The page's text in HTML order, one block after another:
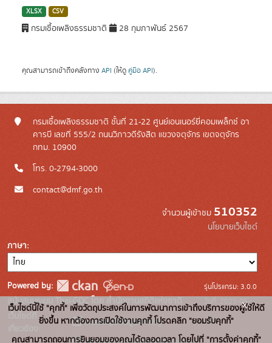
XLSX CSV
กรมเชื้อเพลิงธรรมชาติ 28 กุมภาพันธ์ 2567
คุณสามารถเข้าถึงคลังทาง API (ให้ดู คู่มือ API).
กรมเชื้อเพลิงธรรมชาติ ชั้นที่ 21-22 ศูนย์เอนเนอร์ยี่คอมเพล็กซ์ อา
คารบี เลขที่ 555/2 ถนนวิภาวดีรังสิต แขวงจตุจักร เขตจตุจักร
กทม. 10900
โทร. 0-2794-3000
contact@dmf.go.th
จำนวนผู้เข้าชม 510352
นโยบายเว็บไซต์
ภาษา
Powered by:
สนับสนุนระบบ Thai-GDC โดย สำนักงานสถิติแห่งชาติ
ระบบบัญชีข้อมูลภาครัฐ
รุ่นโปรแกรม: 3.0.0
วันที่: 2025-06-
10
เว็บไซต์นี้ใช้ "คุกกี้" เพื่อวัตถุประสงค์ในการพัฒนาการเข้าถึงบริการของผู้ใช้ให้ดี
ยิ่งขึ้น หากต้องการเปิดใช้งานคุกกี้ โปรดคลิก "ยอมรับคุกกี้"
คุณสามารถถอนการยินยอมของคุณได้ตลอดเวลา โดยไปที่ "การตั้งค่าคุกกี้"
x